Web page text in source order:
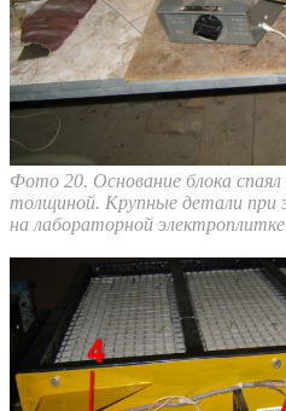
Фото 20. Основание блока
толщиной. Крупные детали при
на лабораторной электроплитке